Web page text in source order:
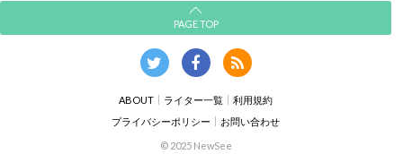
PAGE TOP
ABOUT ライター一覧
利用規約
プライバシーポリシー
お問い合わせ
© 2025 NewSee